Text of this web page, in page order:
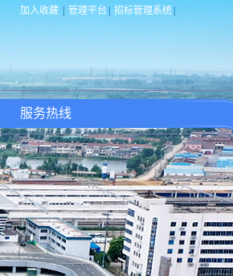
加入收藏 管理平台 招标管理系统
服务热线